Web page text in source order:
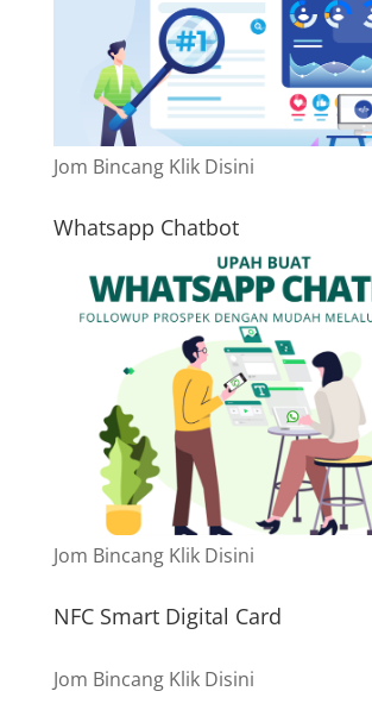
Jom Bincang Klik Disini
Whatsapp Chatbot
Jom Bincang Klik Disini
NFC Smart Digital Card
Jom Bincang Klik Disini